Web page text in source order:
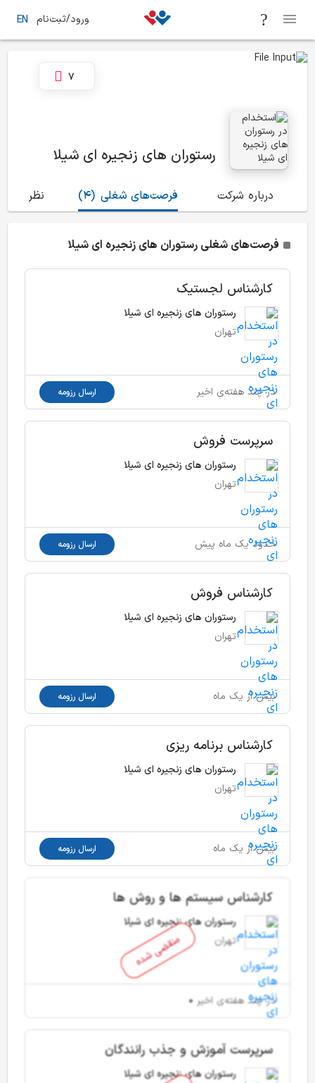
ورود/ثبت‌نام EN
رستوران های زنجیره ای شیلا
7
درباره شرکت (4) فرصت‌های شغلی نظرات
فرصت‌های شغلی رستوران های زنجیره ای شیلا
کارشناس لجستیک
رستوران های زنجیره ای شیلا
تهران
در چند هفته‌ی اخیر ارسال رزومه
سرپرست فروش
رستوران های زنجیره ای شیلا
تهران
حدود یک ماه پیش ارسال رزومه
کارشناس فروش
رستوران های زنجیره ای شیلا
تهران
بیش از یک ماه ارسال رزومه
کارشناس برنامه ریزی
رستوران های زنجیره ای شیلا
تهران
بیش از یک ماه ارسال رزومه
منقضی شده
کارشناس سیستم ها و روش ها
رستوران های زنجیره ای شیلا
تهران
در چند هفته‌ی اخیر
سرپرست آموزش و جذب رانندگان
رستوران های زنجیره ای شیلا